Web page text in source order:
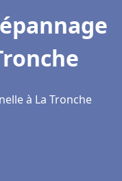
à La Tronche